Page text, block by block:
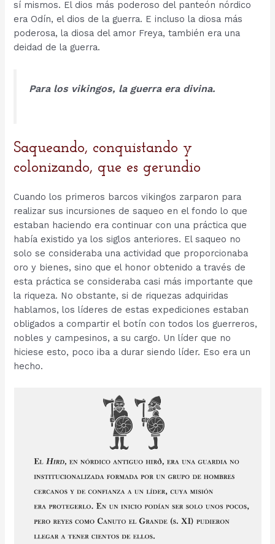
sí mismos. El dios más poderoso del panteón nórdico
era Odín, el dios de la guerra. E incluso la diosa más
poderosa, la diosa del amor Freya, también era una
deidad de la guerra.
Para los vikingos, la guerra era divina.
Saqueando, conquistando y
colonizando, que es gerundio
Cuando los primeros barcos vikingos zarparon para
realizar sus incursiones de saqueo en el fondo lo que
estaban haciendo era continuar con una práctica que
había existido ya los siglos anteriores. El saqueo no
solo se consideraba una actividad que proporcionaba
oro y bienes, sino que el honor obtenido a través de
esta práctica se consideraba casi más importante que
la riqueza. No obstante, si de riquezas adquiridas
hablamos, los líderes de estas expediciones estaban
obligados a compartir el botín con todos los guerreros,
nobles y campesinos, a su cargo. Un líder que no
hiciese esto, poco iba a durar siendo líder. Eso era un
hecho.